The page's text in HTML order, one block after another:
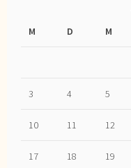
M
D M
3 4 5
10 11 12
17 18 19